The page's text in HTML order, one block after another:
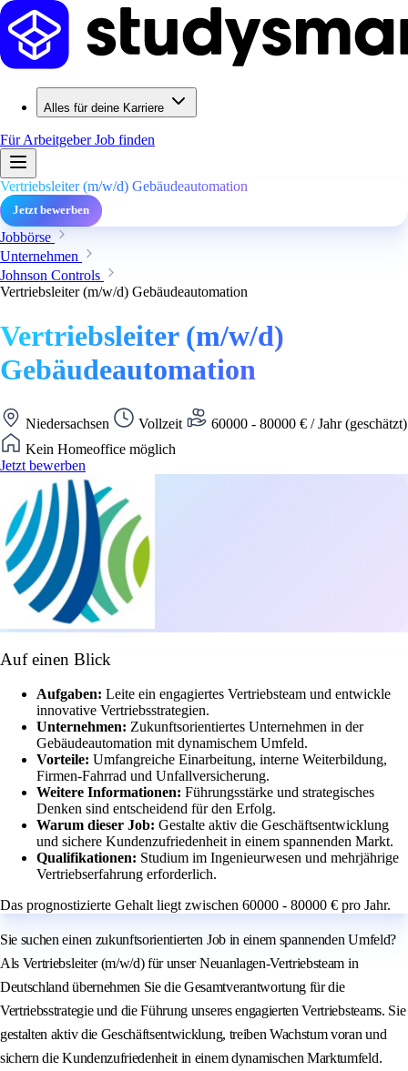
Alles für deine Karriere
Für ArbeitgeberJob finden
Vertriebsleiter (m/w/d) Gebäudeautomation
Jetzt bewerben
Jobbörse
Unternehmen
Johnson Controls
Vertriebsleiter (m/w/d) Gebäudeautomation
Vertriebsleiter (m/w/d)
Gebäudeautomation
Niedersachsen Vollzeit
60000 - 80000 € / Jahr (geschätzt)
Kein Homeoffice möglich
Jetzt bewerben
Auf einen Blick
Aufgaben: Leite ein engagiertes Vertriebsteam und entwickle
innovative Vertriebsstrategien.
Unternehmen: Zukunftsorientiertes Unternehmen in der
Gebäudeautomation mit dynamischem Umfeld.
Vorteile: Umfangreiche Einarbeitung, interne Weiterbildung,
Firmen-Fahrrad und Unfallversicherung.
Weitere Informationen: Führungsstärke und strategisches
Denken sind entscheidend für den Erfolg.
Warum dieser Job: Gestalte aktiv die Geschäftsentwicklung
und sichere Kundenzufriedenheit in einem spannenden Markt.
Qualifikationen: Studium im Ingenieurwesen und mehrjährige
Vertriebserfahrung erforderlich.
Das prognostizierte Gehalt liegt zwischen 60000 - 80000 € pro Jahr.
Sie suchen einen zukunftsorientierten Job in einem spannenden Umfeld?
Als Vertriebsleiter (m/w/d) für unser Neuanlagen-Vertriebsteam in
Deutschland übernehmen Sie die Gesamtverantwortung für die
Vertriebsstrategie und die Führung unseres engagierten Vertriebsteams. Sie
gestalten aktiv die Geschäftsentwicklung, treiben Wachstum voran und
sichern die Kundenzufriedenheit in einem dynamischen Marktumfeld.